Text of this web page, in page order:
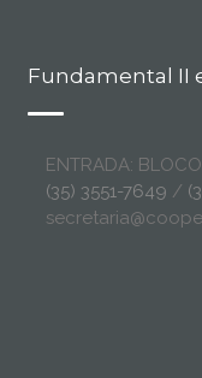
Fundamental II
ENTRADA:
(35) 3551-7649 /